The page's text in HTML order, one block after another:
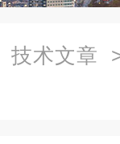
技术文章